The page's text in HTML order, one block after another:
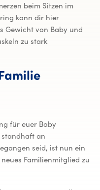
beim Sitzen im
kann dir hier
Gewicht von Baby und
zu stark
für euer Baby
an
seid, ist nun ein
Familienmitglied zu